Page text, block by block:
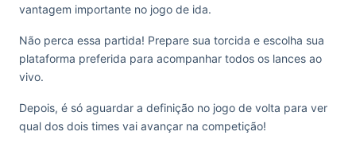
vantagem importante no jogo de ida.
Não perca essa partida! Prepare sua torcida e escolha sua
plataforma preferida para acompanhar todos os lances ao
vivo.
Depois, é só aguardar a definição no jogo de volta para ver
qual dos dois times vai avançar na competição!